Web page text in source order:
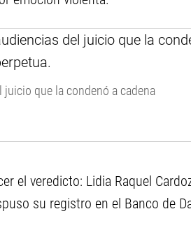
juicio que la condenó a cadena
el veredicto: Lidia Raquel
su registro en el Banco de